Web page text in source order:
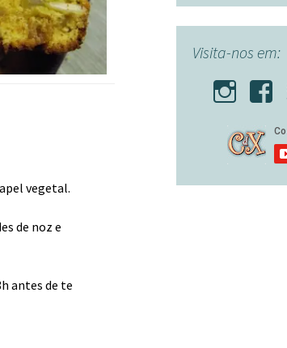
vegetal.
de noz e
antes de te
Visita-nos em: